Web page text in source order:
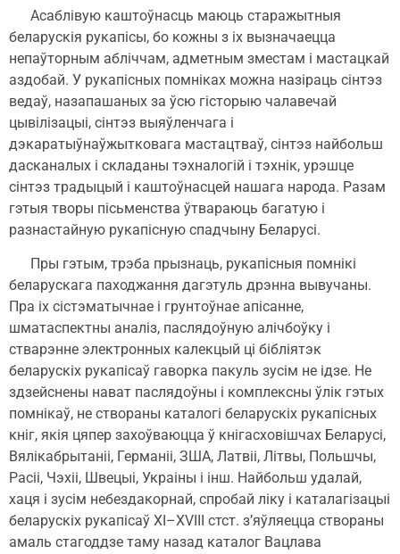
Асаблівую каштоўнасць маюць старажытныя
беларускія рукапісы, бо кожны з іх вызначаецца
непаўторным абліччам, адметным зместам і мастацкай
аздобай. У рукапісных помніках можна назіраць сінтэз
ведаў, назапашаных за ўсю гісторыю чалавечай
цывілізацыі, сінтэз выяўленчага і
дэкаратыўнаўжытковага мастацтваў, сінтэз найбольш
дасканалых і складаны тэхналогій і тэхнік, урэшце
сінтэз традыцый і каштоўнасцей нашага народа. Разам
гэтыя творы пісьменства ўтвараюць багатую і
разнастайную рукапісную спадчыну Беларусі.
Пры гэтым, трэба прызнаць, рукапісныя помнікі
беларускага паходжання дагэтуль дрэнна вывучаны.
Пра іх сістэматычнае і грунтоўнае апісанне,
шматаспектны аналіз, паслядоўную алічбоўку і
стварэнне электронных калекцый ці бібліятэк
беларускіх рукапісаў гаворка пакуль зусім не ідзе. Не
здзейснены нават паслядоўны і комплексны ўлік гэтых
помнікаў, не створаны каталогі беларускіх рукапісных
кніг, якія цяпер захоўваюцца ў кнігасховішчах Беларусі,
Вялікабрытаніі, Германіі, ЗША, Латвіі, Літвы, Польшчы,
Расіі, Чэхіі, Швецыі, Украіны і інш. Найбольш удалай,
хаця і зусім небездакорнай, спробай ліку і каталагізацыі
беларускіх рукапісаў XI–XVIII стст. з’яўляецца створаны
амаль стагоддзе таму назад каталог Вацлава